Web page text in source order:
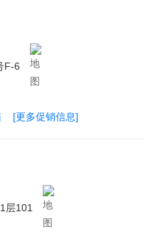
F-6
[更多促销信息]
层101